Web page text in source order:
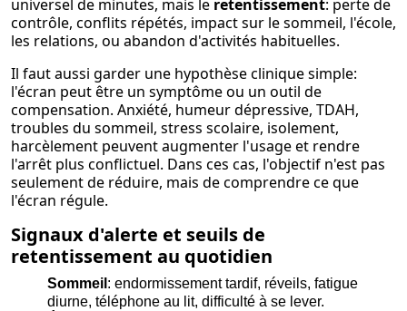
universel de minutes, mais le retentissement: perte de
contrôle, conflits répétés, impact sur le sommeil, l'école,
les relations, ou abandon d'activités habituelles.
Il faut aussi garder une hypothèse clinique simple:
l'écran peut être un symptôme ou un outil de
compensation. Anxiété, humeur dépressive, TDAH,
troubles du sommeil, stress scolaire, isolement,
harcèlement peuvent augmenter l'usage et rendre
l'arrêt plus conflictuel. Dans ces cas, l'objectif n'est pas
seulement de réduire, mais de comprendre ce que
l'écran régule.
Signaux d'alerte et seuils de
retentissement au quotidien
Sommeil : endormissement tardif, réveils, fatigue
diurne, téléphone au lit, difficulté à se lever.